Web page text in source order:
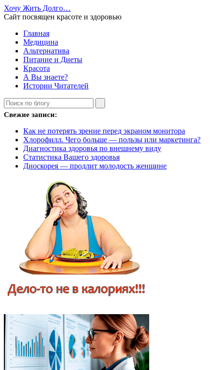
Хочу Жить Долго…
Сайт посвящен красоте и здоровью
Главная
Медицина
Альтернатива
Питание и Диеты
Красота
А Вы знаете?
Истории Читателей
Свежие записи:
Как не потерять зрение перед экраном монитора
Хлорофилл. Чего больше — пользы или маркетинга?
Диагностика здоровья по внешнему виду
Статистика Вашего здоровья
Диоскорея — продлит молодость женщине